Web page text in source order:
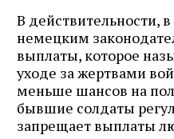
В действительности, в
немецким
выплаты, которое
уходе за жертвами
меньше шансов на
бывшие солдаты
запрещает выплаты